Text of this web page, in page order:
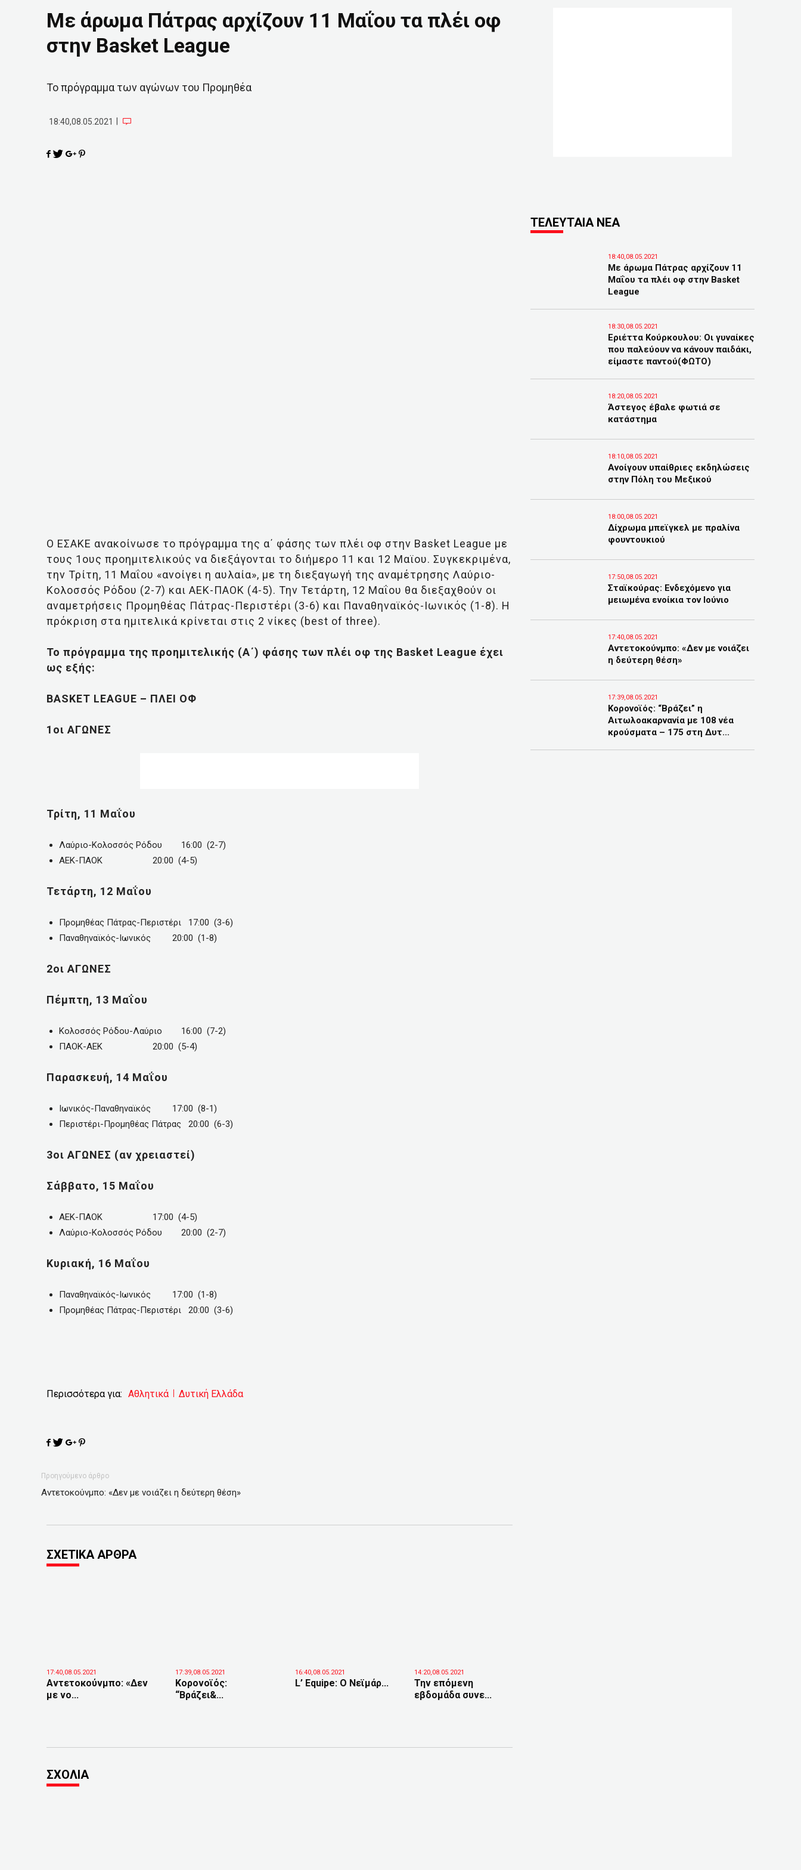
Με άρωμα Πάτρας αρχίζουν 11 Μαΐου τα πλέι οφ
στην Basket League
Το πρόγραμμα των αγώνων του Προμηθέα
18:40,08.05.2021
Ο ΕΣΑΚΕ ανακοίνωσε το πρόγραμμα της α΄ φάσης των πλέι οφ στην Basket League με
τους 1ους προημιτελικούς να διεξάγονται το διήμερο 11 και 12 Μαϊου. Συγκεκριμένα,
την Τρίτη, 11 Μαΐου «ανοίγει η αυλαία», με τη διεξαγωγή της αναμέτρησης Λαύριο-
Κολοσσός Ρόδου (2-7) και ΑΕΚ-ΠΑΟΚ (4-5). Την Τετάρτη, 12 Μαΐου θα διεξαχθούν οι
αναμετρήσεις Προμηθέας Πάτρας-Περιστέρι (3-6) και Παναθηναϊκός-Ιωνικός (1-8). Η
πρόκριση στα ημιτελικά κρίνεται στις 2 νίκες (best of three).
Το πρόγραμμα της προημιτελικής (Α΄) φάσης των πλέι οφ της Basket League έχει
ως εξής:
BASKET LEAGUE – ΠΛΕΙ ΟΦ
1οι ΑΓΩΝΕΣ
Τρίτη, 11 Μαΐου
Λαύριο-Κολοσσός Ρόδου 16:00 (2-7)
ΑΕΚ-ΠΑΟΚ 20:00 (4-5)
Τετάρτη, 12 Μαΐου
Προμηθέας Πάτρας-Περιστέρι 17:00 (3-6)
Παναθηναϊκός-Ιωνικός 20:00 (1-8)
2οι ΑΓΩΝΕΣ
Πέμπτη, 13 Μαΐου
Κολοσσός Ρόδου-Λαύριο 16:00 (7-2)
ΠΑΟΚ-ΑΕΚ 20:00 (5-4)
Παρασκευή, 14 Μαΐου
Ιωνικός-Παναθηναϊκός 17:00 (8-1)
Περιστέρι-Προμηθέας Πάτρας 20:00 (6-3)
3οι ΑΓΩΝΕΣ (αν χρειαστεί)
Σάββατο, 15 Μαΐου
ΑΕΚ-ΠΑΟΚ 17:00 (4-5)
Λαύριο-Κολοσσός Ρόδου 20:00 (2-7)
Κυριακή, 16 Μαΐου
Παναθηναϊκός-Ιωνικός 17:00 (1-8)
Προμηθέας Πάτρας-Περιστέρι 20:00 (3-6)
Περισσότερα για: Αθλητικά Δυτική Ελλάδα
Προηγούμενο άρθρο
Αντετοκούνμπο: «Δεν με νοιάζει η δεύτερη θέση»
ΣΧΕΤΙΚΑ ΑΡΘΡΑ
17:40,08.05.2021
Αντετοκούνμπο: «Δεν
με νο...
17:39,08.05.2021
Κορονοϊός:
“Βράζει&...
16:40,08.05.2021
L’ Equipe: Ο Νεϊμάρ...
14:20,08.05.2021
Την επόμενη
εβδομάδα συνε...
ΣΧΟΛΙΑ
ΤΕΛΕΥΤΑΙΑ ΝΕΑ
18:40,08.05.2021
Με άρωμα Πάτρας αρχίζουν 11
Μαΐου τα πλέι οφ στην Basket
League
18:30,08.05.2021
Εριέττα Κούρκουλου: Οι γυναίκες
που παλεύουν να κάνουν παιδάκι,
είμαστε παντού(ΦΩΤΟ)
18:20,08.05.2021
Άστεγος έβαλε φωτιά σε
κατάστημα
18:10,08.05.2021
Ανοίγουν υπαίθριες εκδηλώσεις
στην Πόλη του Μεξικού
18:00,08.05.2021
Δίχρωμα μπεϊγκελ με πραλίνα
φουντουκιού
17:50,08.05.2021
Σταϊκούρας: Ενδεχόμενο για
μειωμένα ενοίκια τον Ιούνιο
17:40,08.05.2021
Αντετοκούνμπο: «Δεν με νοιάζει
η δεύτερη θέση»
17:39,08.05.2021
Κορονοϊός: “Βράζει” η
Αιτωλοακαρνανία με 108 νέα
κρούσματα – 175 στη Δυτ...